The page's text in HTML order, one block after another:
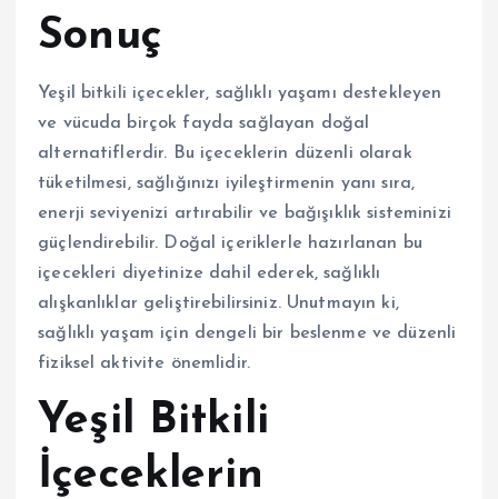
Sonuç
Yeşil bitkili içecekler, sağlıklı yaşamı destekleyen
ve vücuda birçok fayda sağlayan doğal
alternatiflerdir. Bu içeceklerin düzenli olarak
tüketilmesi, sağlığınızı iyileştirmenin yanı sıra,
enerji seviyenizi artırabilir ve bağışıklık sisteminizi
güçlendirebilir. Doğal içeriklerle hazırlanan bu
içecekleri diyetinize dahil ederek, sağlıklı
alışkanlıklar geliştirebilirsiniz. Unutmayın ki,
sağlıklı yaşam için dengeli bir beslenme ve düzenli
fiziksel aktivite önemlidir.
Yeşil Bitkili
İçeceklerin